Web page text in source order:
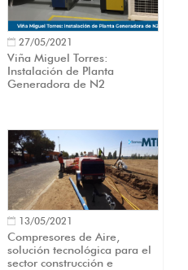
27/05/2021
Viña Miguel Torres:
Instalación de Planta
Generadora de N2
13/05/2021
Compresores de Aire,
solución tecnológica para el
sector construcción e